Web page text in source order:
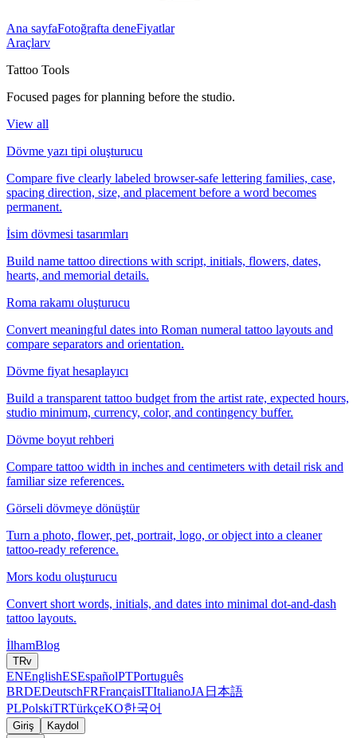
Ana sayfaFotoğrafta deneFiyatlar
Araçlarv
Tattoo Tools
Focused pages for planning before the studio.
View all
Dövme yazı tipi oluşturucu
Compare five clearly labeled browser-safe lettering families, case,
spacing direction, size, and placement before a word becomes
permanent.
İsim dövmesi tasarımları
Build name tattoo directions with script, initials, flowers, dates,
hearts, and memorial details.
Roma rakamı oluşturucu
Convert meaningful dates into Roman numeral tattoo layouts and
compare separators and orientation.
Dövme fiyat hesaplayıcı
Build a transparent tattoo budget from the artist rate, expected hours,
studio minimum, currency, color, and contingency buffer.
Dövme boyut rehberi
Compare tattoo width in inches and centimeters with detail risk and
familiar size references.
Görseli dövmeye dönüştür
Turn a photo, flower, pet, portrait, logo, or object into a cleaner
tattoo-ready reference.
Mors kodu oluşturucu
Convert short words, initials, and dates into minimal dot-and-dash
tattoo layouts.
İlhamBlog
TRv
ENEnglishESEspañolPTPortuguês
BRDEDeutschFRFrançaisITItalianoJA 日本語
PLPolskiTRTürkçeKO한국어
Giriş
Kaydol